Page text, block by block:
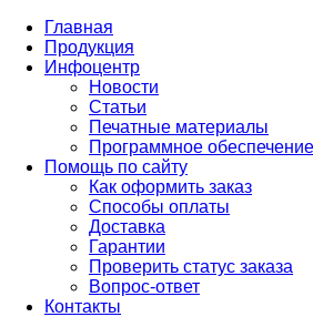
Главная
Продукция
Инфоцентр
Новости
Статьи
Печатные материалы
Программное обеспечение
Помощь по сайту
Как оформить заказ
Способы оплаты
Доставка
Гарантии
Проверить статус заказа
Вопрос-ответ
Контакты